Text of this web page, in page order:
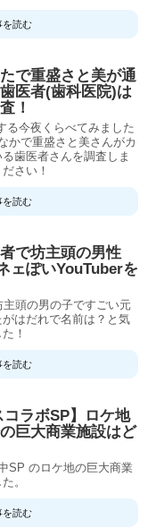
を読む
で重盛さと美が通
医者(歯科医院)は
！
る今夜くらべてみました
かで重盛さと美さんがカ
歯医者さんを調査しま
さい！
を読む
で坊主頭の男性
ェぽいYouTuberを
頭の男の子ですごい元
はだれで名前は？と気
！
を読む
コラボSP】ロケ地
巨大商業施設はど
SP のロケ地の巨大商業
。
を読む